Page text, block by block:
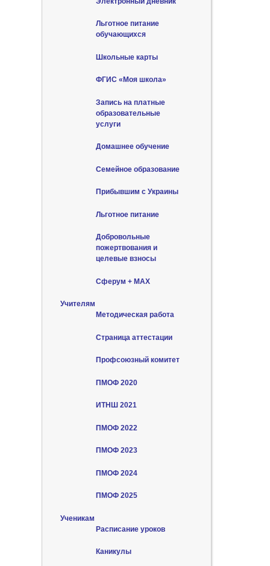
Льготное питание
обучающихся
Школьные карты
ФГИС «Моя школа»
Запись на платные
образовательные
услуги
Домашнее обучение
Семейное образование
Прибывшим с Украины
Льготное питание
Добровольные
пожертвования и
целевые взносы
Сферум + MAX
Учителям
Методическая работа
Страница аттестации
Профсоюзный комитет
ПМОФ 2020
ИТНШ 2021
ПМОФ 2022
ПМОФ 2023
ПМОФ 2024
ПМОФ 2025
Ученикам
Расписание уроков
Каникулы